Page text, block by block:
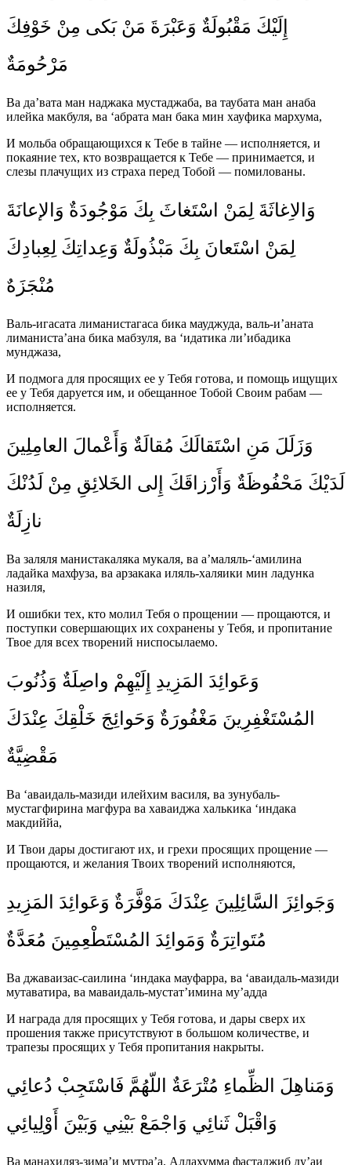
إِلَيْكَ مَقْبُولَةٌ وَعَبْرَةَ مَنْ بَكى مِنْ خَوْفِكَ
مَرْحُومَةٌ
Ва да’вата ман наджака мустаджаба, ва таубата ман анаба
илейка макбуля, ва ‘абрата ман бака мин хауфика мархума,
И мольба обращающихся к Тебе в тайне — исполняется, и
покаяние тех, кто возвращается к Тебе — принимается, и
слезы плачущих из страха перед Тобой — помилованы.
وَالاِغاثَةَ لِمَنْ اسْتَغاثَ بِكَ مَوْجُودَةٌ وَالإعانَةَ
لِمَنْ اسْتَعانَ بِكَ مَبْذُولَةٌ وَعِداتِكَ لِعِبادِكَ
مُنْجَزَهٌ
Валь-игасата лиманистагаса бика мауджуда, валь-и’аната
лиманиста’ана бика мабзуля, ва ‘идатика ли’ибадика
мунджаза,
И подмога для просящих ее у Тебя готова, и помощь ищущих
ее у Тебя даруется им, и обещанное Тобой Своим рабам —
исполняется.
وَزَلَلَ مَنِ اسْتَقالَكَ مُقالَةٌ وَأَعْمالَ العامِلِينَ
لَدَيْكَ مَحْفُوظَةٌ وَأَرْزاقَكَ إِلى الخَلائِقِ مِنْ لَدُنْكَ
نازِلَةٌ
Ва заляля манистакаляка мукаля, ва а’маляль-‘амилина
ладайка махфуза, ва арзакака иляль-халяики мин ладунка
назиля,
И ошибки тех, кто молил Тебя о прощении — прощаются, и
поступки совершающих их сохранены у Тебя, и пропитание
Твое для всех творений ниспосылаемо.
وَعَوائِدَ المَزِيدِ إِلَيْهِمْ واصِلَةٌ وَذُنُوبَ
المُسْتَغْفِرِينَ مَغْفُورَةٌ وَحَوائِجَ خَلْقِكَ عِنْدَكَ
مَقْضِيَّةٌ
Ва ‘аваидаль-мазиди илейхим василя, ва зунубаль-
мустагфирина магфура ва хаваиджа халькика ‘индака
макдиййа,
И Твои дары достигают их, и грехи просящих прощение —
прощаются, и желания Твоих творений исполняются,
وَجَوائِزَ السَّائِلِينَ عِنْدَكَ مَوْفَّرَةٌ وَعَوائِدَ المَزِيدِ
مُتَواتِرَةٌ وَمَوائِدَ المُسْتَطْعِمِينَ مُعَدَّةٌ
Ва джаваизас-саилина ‘индака мауфарра, ва ‘аваидаль-мазиди
мутаватира, ва маваидаль-мустат’имина му’адда
И награда для просящих у Тебя готова, и дары сверх их
прошения также присутствуют в большом количестве, и
трапезы просящих у Тебя пропитания накрыты.
وَمَناهِلَ الظِّماءِ مُتْرَعَةٌ اللّهُمَّ فَاسْتَجِبْ دُعائِي
وَاقْبَلْ ثَنائِي وَاجْمَعْ بَيْنِي وَبَيْنَ أَوْلِيائِي
Ва манахиляз-зима’и мутра’а. Аллахумма фастаджиб ду’аи